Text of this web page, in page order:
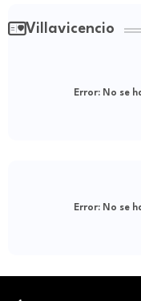
Villavicencio
Error:No se
Error:No se